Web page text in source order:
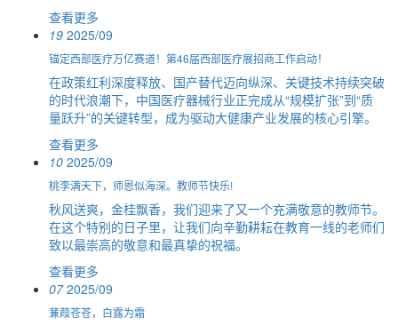
查看更多
19 2025/09
锚定西部医疗万亿赛道！第46届西部医疗展招商工作启动！
在政策红利深度释放、国产替代迈向纵深、关键技术持续突破
的时代浪潮下，中国医疗器械行业正完成从“规模扩张”到“质
量跃升”的关键转型，成为驱动大健康产业发展的核心引擎。
查看更多
10 2025/09
桃李满天下，师恩似海深。教师节快乐!
秋风送爽，金桂飘香，我们迎来了又一个充满敬意的教师节。
在这个特别的日子里，让我们向辛勤耕耘在教育一线的老师们
致以最崇高的敬意和最真挚的祝福。
查看更多
07 2025/09
蒹葭苍苍，白露为霜